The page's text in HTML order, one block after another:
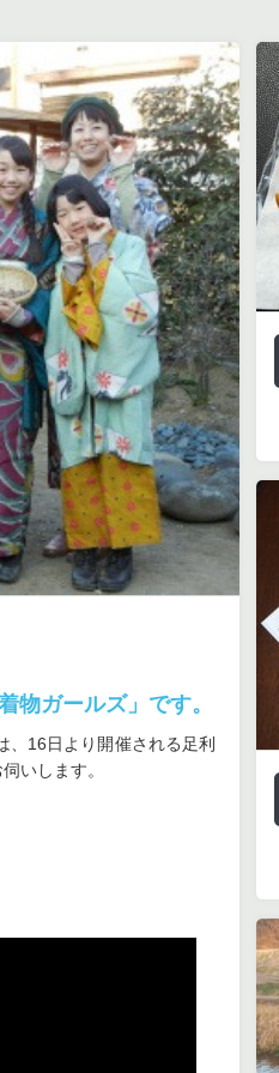
物ガールズ」です。
16日より開催される足利
いします。